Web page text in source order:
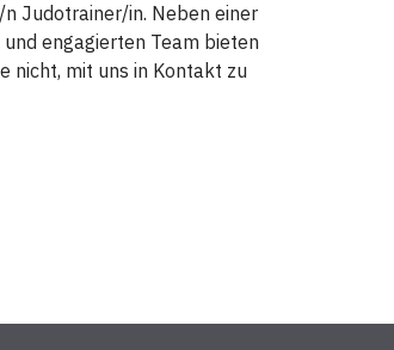
Judotrainer/in. Neben einer
engagierten Team bieten
nicht, mit uns in Kontakt zu